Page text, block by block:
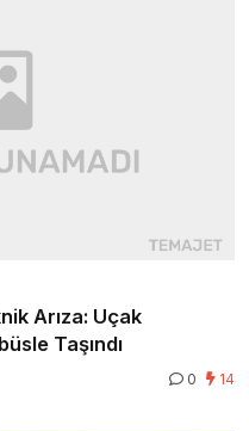
Arıza: Uçak
Taşındı
0 14